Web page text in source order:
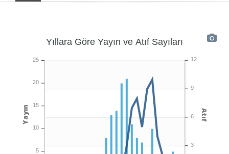
Yıllara Göre Yayın ve Atıf Sayıları
12
9
6
3
Atıf
25
20
15
10
5
Yayın